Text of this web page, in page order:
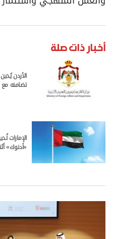
أخبار ذات صلة
الأردن
تضامنه مع
الإمارات
«أدنوك»